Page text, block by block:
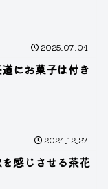
2025.07.04
道にお菓子は付き
2024.12.27
を感じさせる茶花